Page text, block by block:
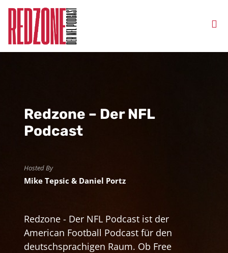
Redzone – Der NFL
Podcast
Hosted By
Mike Tepsic & Daniel Portz
Redzone - Der NFL Podcast ist der
American Football Podcast für den
deutschsprachigen Raum. Ob Free